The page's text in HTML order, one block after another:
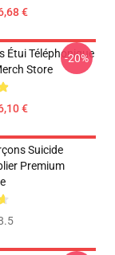
€
Étui Téléphonique
Store
€
-20%
Suicide
Premium